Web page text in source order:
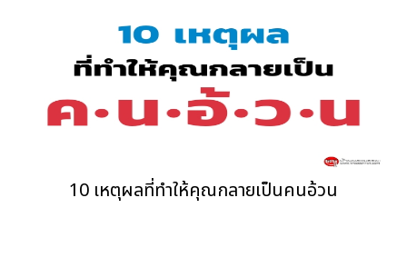
10 เหตุผลที่ทำให้คุณกลายเป็นคนอ้วน